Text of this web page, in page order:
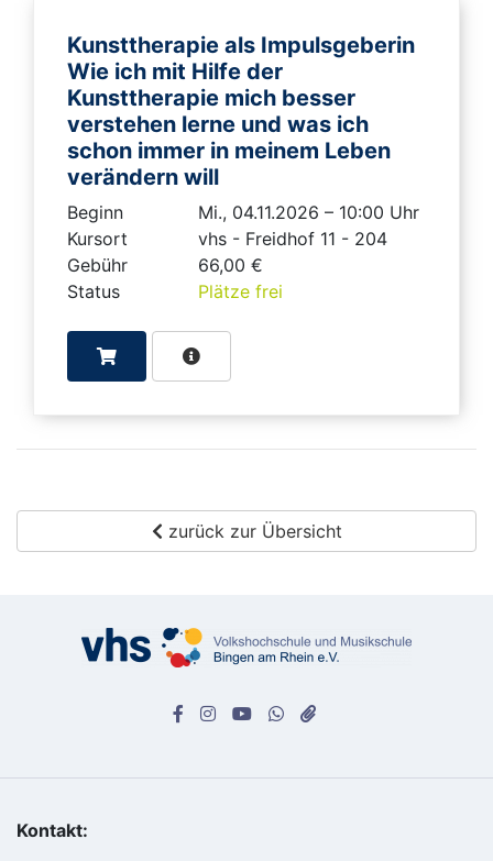
Kunsttherapie als Impulsgeberin
Wie ich mit Hilfe der
Kunsttherapie mich besser
verstehen lerne und was ich
schon immer in meinem Leben
verändern will
Beginn
Mi., 04.11.2026 – 10:00 Uhr
Kursort
vhs - Freidhof 11 - 204
Gebühr
66,00 €
Status
Plätze frei
zurück zur Übersicht
Kontakt: